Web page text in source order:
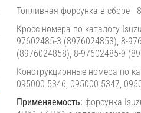
Топливная форсунка в сборе -
Кросс-номера по каталогу
97602485-3 (8976024853), 8-
(8976024858), 8-97602485-9
Конструкционные номера по
095000-5346, 095000-5347,
Применяемость: форсунка